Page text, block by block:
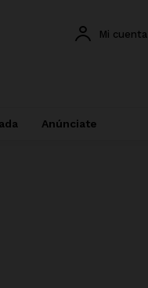
Mi cuenta
Anúnciate